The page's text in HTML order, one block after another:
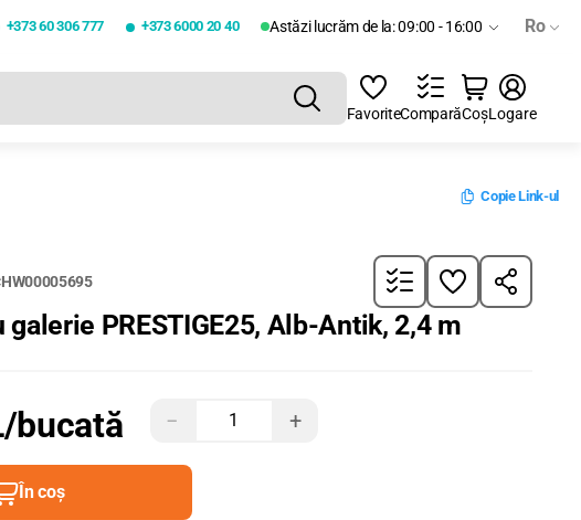
+373 60 306 777 +373 6000 20 40 Astăzi lucrăm de la: 09:00 - 16:00 Ro
FavoriteComparăCoșLogare
Copie Link-ul
galerie PRESTIGE25, Alb-Antik, 2,4 m
/bucată − +
În coș